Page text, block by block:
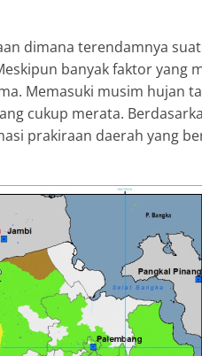
dimana terendamnya
banyak faktor yang
Memasuki musim hujan
cukup merata.
prakiraan daerah yang